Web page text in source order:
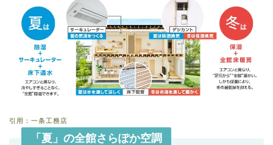
引用：一条工務店
「夏」の全館さらぽか空調